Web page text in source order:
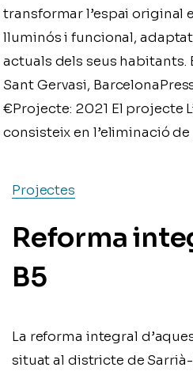
transformar l’espai original
lluminós i funcional,
actuals dels seus habitants.
Sant Gervasi,
€Projecte: 2021 El projecte
consisteix en l’eliminació de
Projectes
Reforma
B5
La reforma integral
situat al districte de